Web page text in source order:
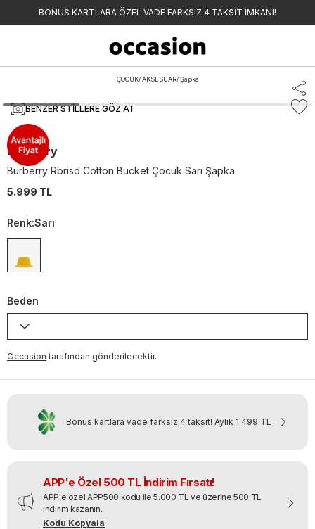
BONUS KARTLARA ÖZEL VADE FARKSIZ 4 TAKSİT İMKANI!
ÇOCUK/ AKSESUAR/ Şapka
BENZER STILLERE GÖZ AT
Burberry
Burberry Rbrisd Cotton Bucket Çocuk Sarı Şapka
5.999 TL
Renk:Sarı
Beden
Occasion tarafından gönderilecektir.
Bonus kartlara vade farksız 4 taksit! Aylık 1.499 TL
APP'e Özel 500 TL İndirim Fırsatı!
APP'e özel APP500 kodu ile 5.000 TL ve üzerine 500 TL
indirim kazanın.
Kodu Kopyala